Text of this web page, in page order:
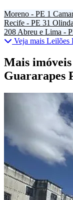
Moreno - PE 1
Recife - PE 31
208 Abreu e Lima -
Veja mais Leilões
Mais
Guararapes